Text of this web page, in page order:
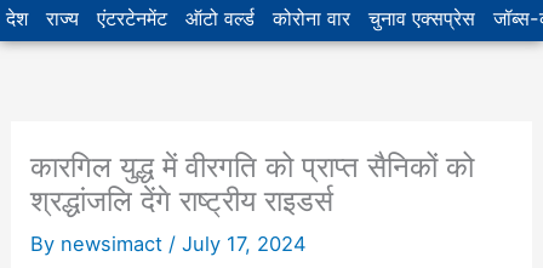
देश राज्य एंटरटेनमेंट ऑटो वर्ल्ड कोरोना वार चुनाव एक्सप्रेस जॉब्स-
कारगिल युद्ध में वीरगति को प्राप्त सैनिकों को
श्रद्धांजलि देंगे राष्ट्रीय राइडर्स
By newsimact /July 17, 2024